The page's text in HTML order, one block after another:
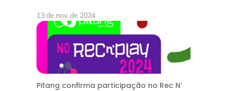
13 de nov. de 2024
Pitang confirma participação no Rec N’